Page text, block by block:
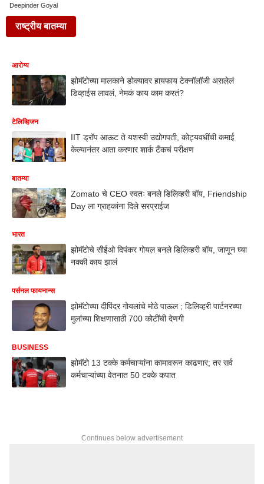
Deepinder Goyal
राष्ट्रीय बातम्या
आरोग्य
झोमॅटोच्या मालकाने डोक्यावर हायफाय टेक्नॉलॉजी असलेलं
डिव्हाईस लावलं, नेमकं काय काम करतं?
टेलिव्हिजन
IIT ड्रॉप आऊट ते यशस्वी उद्योगपती, कोट्यवधींची कमाई
केल्यानंतर आता करणार शार्क टँकचं परीक्षण
बातम्या
Zomato चे CEO स्वतः बनले डिलिव्हरी बॉय, Friendship
Day ला ग्राहकांना दिले सरप्राईज
भारत
झोमॅटोचे सीईओ दिपंकर गोयल बनले डिलिव्हरी बॉय, जाणून घ्या
नक्की काय झालं
पर्सनल फायनान्स
झोमॅटोच्या दीपिंदर गोयलांचे मोठे पाऊल ; डिलिव्हरी पार्टनरच्या
मुलांच्या शिक्षणासाठी 700 कोटींची देणगी
BUSINESS
झोमॅटो 13 टक्के कर्मचाऱ्यांना कामावरून काढणार; तर सर्व
कर्मचाऱ्यांच्या वेतनात 50 टक्के कपात
Continues below advertisement